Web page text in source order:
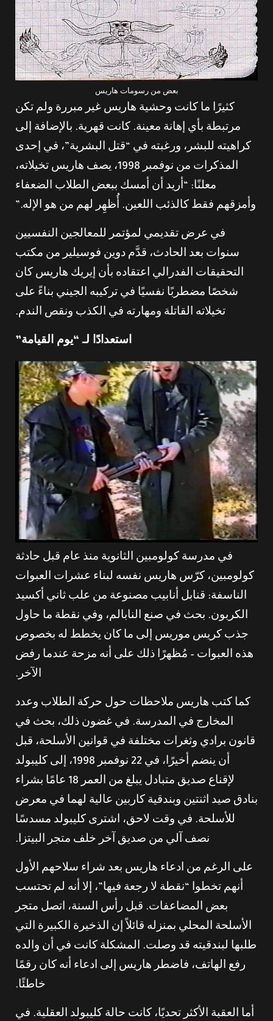
بعض من رسومات هاريس
كثيرًا ما كانت وحشية هاريس غير مبررة ولم تكن
مرتبطة بأي إهانة معينة. كانت قهرية. بالإضافة إلى
كراهيته للبشر، ورغبته في “قتل البشرية”، في إحدى
المذكرات من نوفمبر 1998، يصف هاريس تخيلاته،
معلنًا: “أريد أن أمسك ببعض الطلاب الضعفاء
وأمزقهم فقط كالذئب اللعين. أُظهِر لهم من هو الإله.”
في عرض تقديمي لمؤتمر للمعالجين النفسيين
سنوات بعد الحادث، قدَّم دوين فوسيلير من مكتب
التحقيقات الفدرالي اعتقاده بأن إيريك هاريس كان
شخصًا مضطربًا نفسيًا في تركيبه الجيني بناءً على
تخيلاته القاتلة ومهارته في الكذب ونقص الندم.
استعدادًا لـ “يوم القيامة”
في مدرسة كولومبين الثانوية منذ عام قبل حادثة
كولومبين، كرّس هاريس نفسه لبناء عشرات العبوات
الناسفة: قنابل أنابيب مصنوعة من علب ثاني أكسيد
الكربون. بحث في صنع النابالم، وفي نقطة ما حاول
جذب كريس موريس إلى ما كان يخطط له بخصوص
هذه العبوات – مُظهرًا ذلك على أنه مزحة عندما رفض
الآخر.
كما كتب هاريس ملاحظات حول حركة الطلاب وعدد
المخارج في المدرسة. في غضون ذلك، بحث في
قانون برادي وثغرات مختلفة في قوانين الأسلحة، قبل
أن ينضم أخيرًا، في 22 نوفمبر 1998، إلى كليبولد
لإقناع صديق متبادل يبلغ من العمر 18 عامًا بشراء
بنادق صيد اثنتين وبندقية كاربين عالية لهما في معرض
للأسلحة. في وقت لاحق، اشترى كليبولد مسدسًا
نصف آلي من صديق آخر خلف متجر البيتزا.
على الرغم من ادعاء هاريس بعد شراء سلاحهم الأول
أنهم تخطوا “نقطة لا رجعة فيها”، إلا أنه لم تحتسب
بعض المضاعفات. قبل رأس السنة، اتصل متجر
الأسلحة المحلي بمنزله قائلاً إن الذخيرة الكبيرة التي
طلبها لبندقيته قد وصلت. المشكلة كانت في أن والده
رفع الهاتف، فاضطر هاريس إلى ادعاء أنه كان رقمًا
خاطئًا.
أما العقبة الأكثر تحديًا، كانت حالة كليبولد العقلية. في